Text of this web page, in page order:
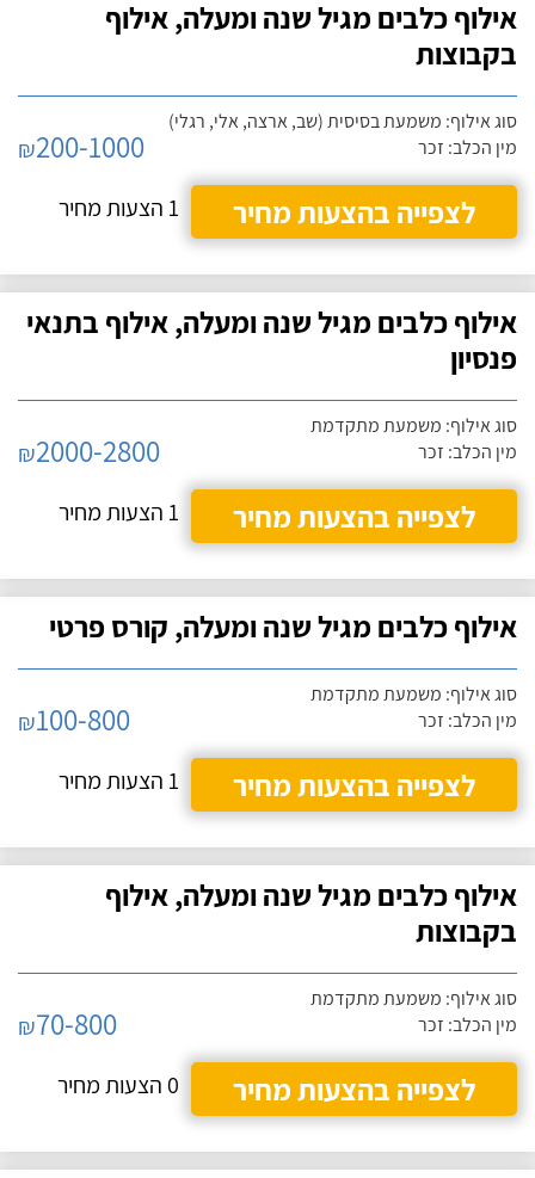
אילוף כלבים מגיל שנה ומעלה, אילוף
בקבוצות
סוג אילוף: משמעת בסיסית (שב, ארצה, אלי, רגלי)
מין הכלב: זכר
₪200-1000
לצפייה בהצעות מחיר
1 הצעות מחיר
אילוף כלבים מגיל שנה ומעלה, אילוף בתנאי
פנסיון
סוג אילוף: משמעת מתקדמת
מין הכלב: זכר
₪2000-2800
לצפייה בהצעות מחיר
1 הצעות מחיר
אילוף כלבים מגיל שנה ומעלה, קורס פרטי
סוג אילוף: משמעת מתקדמת
מין הכלב: זכר
₪100-800
לצפייה בהצעות מחיר
1 הצעות מחיר
אילוף כלבים מגיל שנה ומעלה, אילוף
בקבוצות
סוג אילוף: משמעת מתקדמת
מין הכלב: זכר
₪70-800
לצפייה בהצעות מחיר
0 הצעות מחיר